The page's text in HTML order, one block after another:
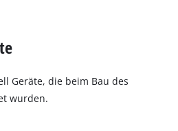
Geräte, die beim Bau des
wurden.